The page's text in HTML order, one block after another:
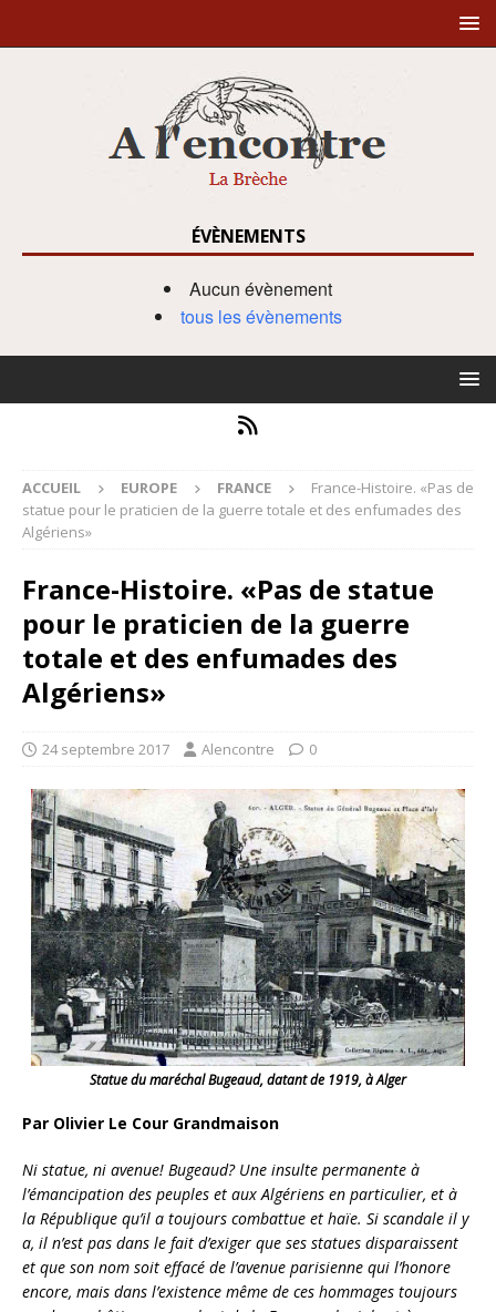
ÉVÈNEMENTS
Aucun évènement
tous les évènements
ACCUEIL EUROPE FRANCE
France-Histoire. «Pas de
statue pour le praticien de la guerre totale et des enfumades des
Algériens»
France-Histoire. «Pas de statue
pour le praticien de la guerre
totale et des enfumades des
Algériens»
24 septembre 2017 Alencontre 0
Statue du maréchal Bugeaud, datant de 1919, à Alger
Par Olivier Le Cour Grandmaison
Ni statue, ni avenue! Bugeaud? Une insulte permanente à
l’émancipation des peuples et aux Algériens en particulier, et à
la République qu’il a toujours combattue et haïe. Si scandale il y
a, il n’est pas dans le fait d’exiger que ses statues disparaissent
et que son nom soit effacé de l’avenue parisienne qui l’honore
encore, mais dans l’existence même de ces hommages toujours